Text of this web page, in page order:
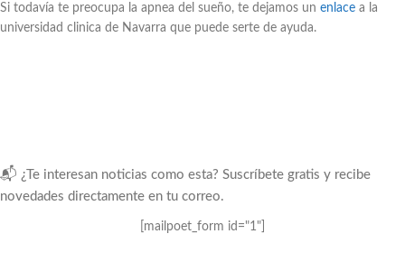
Si todavía te preocupa la apnea del sueño, te dejamos un enlace a la
universidad clinica de Navarra que puede serte de ayuda.
📬 ¿Te interesan noticias como esta? Suscríbete gratis y recibe
novedades directamente en tu correo.
[mailpoet_form id="1"]